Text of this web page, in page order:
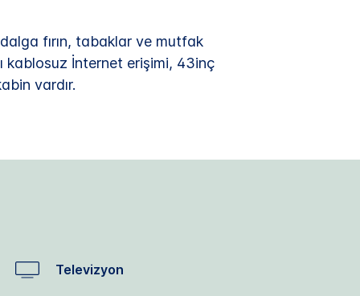
fırın, tabaklar ve mutfak
kablosuz İnternet erişimi, 43inç
vardır.
Televizyon